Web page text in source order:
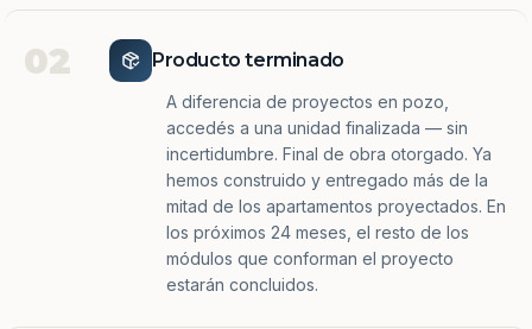
02 Producto terminado
A diferencia de proyectos en pozo,
accedés a una unidad finalizada — sin
incertidumbre. Final de obra otorgado. Ya
hemos construido y entregado más de la
mitad de los apartamentos proyectados. En
los próximos 24 meses, el resto de los
módulos que conforman el proyecto
estarán concluidos.